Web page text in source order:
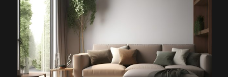
för dina behov.